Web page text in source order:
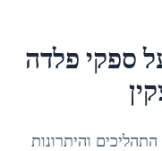
ספקי פלדה
והיתרונות